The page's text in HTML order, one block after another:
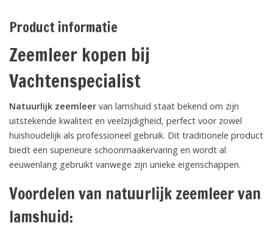
Product informatie
Zeemleer kopen bij
Vachtenspecialist
Natuurlijk zeemleer van lamshuid staat bekend om zijn
uitstekende kwaliteit en veelzijdigheid, perfect voor zowel
huishoudelijk als professioneel gebruik. Dit traditionele product
biedt een superieure schoonmaakervaring en wordt al
eeuwenlang gebruikt vanwege zijn unieke eigenschappen.
Voordelen van natuurlijk zeemleer van
lamshuid: